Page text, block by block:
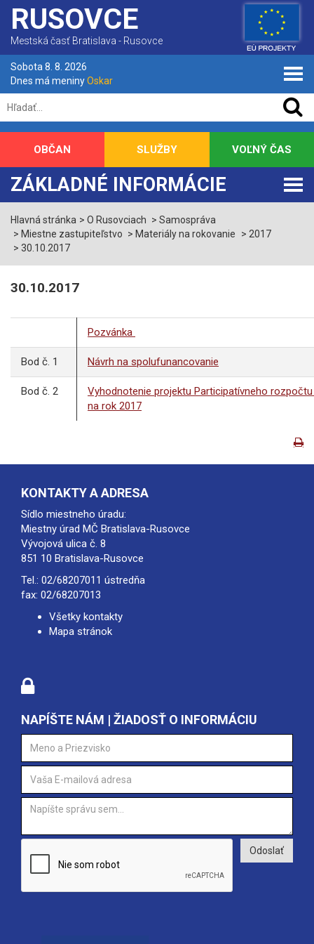
RUSOVCE
Mestská časť Bratislava - Rusovce
Sobota 8. 8. 2026
Dnes má meninyOskar
ZÁKLADNÉ INFORMÁCIE
OBČAN SLUŽBY VOĽNÝ ČAS
Hlavná stránka O Rusovciach
Samospráva
Miestne zastupiteľstvo
Materiály na rokovanie
2017
30.10.2017
30.10.2017
Pozvánka
Bod č. 1 Návrh na spolufunancovanie
Bod č. 2
Vyhodnotenie projektu Participatívneho
na rok 2017
KONTAKTY A ADRESA
Sídlo miestneho úradu:
Miestny úrad MČ Bratislava-Rusovce
Vývojová ulica č. 8
851 10 Bratislava-Rusovce
Tel.: 02/68207011 ústredňa
fax: 02/68207013
Všetky kontakty
Mapa stránok
NAPÍŠTE NÁM | ŽIADOSŤ O INFORMÁCIU